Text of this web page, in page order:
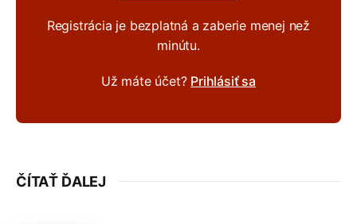
Registrácia je bezplatná a zaberie menej než
minútu.
Už máte účet? Prihlásiť sa
ČÍTAŤ ĎALEJ